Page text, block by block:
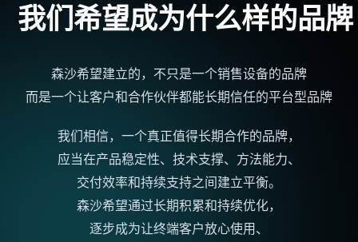
我们希望成为什么样的品牌
森沙希望建立的，不只是一个销售设备的品牌
而是一个让客户和合作伙伴都能长期信任的平台型品牌
我们相信，一个真正值得长期合作的品牌，
应当在产品稳定性、 技术支撑、方法能力、
交付效率和持续支持之间建立平衡。
森沙希望通过长期积累和持续优化，
逐步成为让终端客户放心使用、